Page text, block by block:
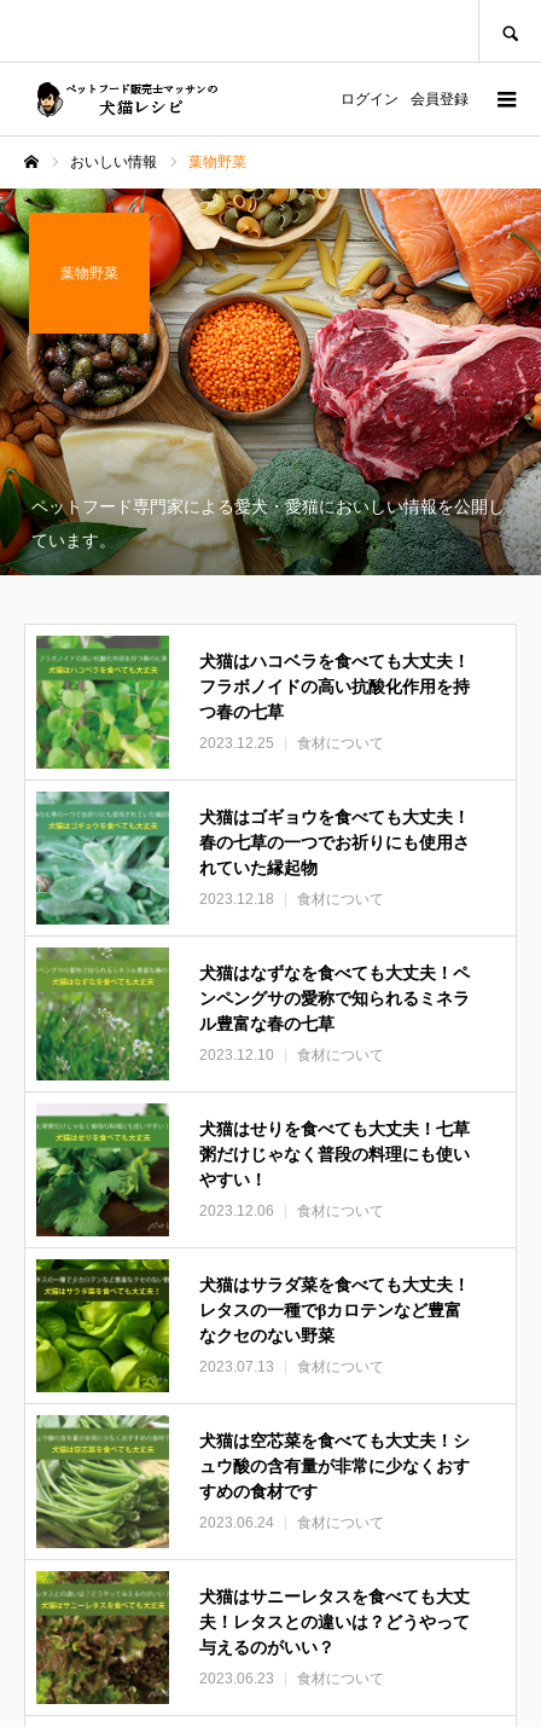
ログイン 会員登録
おいしい情報 葉物野菜
葉物野菜
ペットフード専門家による愛犬・愛猫においしい情報を公開し
ています。
犬猫はハコベラを食べても大丈夫！
フラボノイドの高い抗酸化作用を持
つ春の七草
2023.12.25 食材について
犬猫はゴギョウを食べても大丈夫！
春の七草の一つでお祈りにも使用さ
れていた縁起物
2023.12.18 食材について
犬猫はなずなを食べても大丈夫！ペ
ンペングサの愛称で知られるミネラ
ル豊富な春の七草
2023.12.10 食材について
犬猫はせりを食べても大丈夫！七草
粥だけじゃなく普段の料理にも使い
やすい！
2023.12.06 食材について
犬猫はサラダ菜を食べても大丈夫！
レタスの一種でβカロテンなど豊富
なクセのない野菜
2023.07.13 食材について
犬猫は空芯菜を食べても大丈夫！シ
ュウ酸の含有量が非常に少なくおす
すめの食材です
2023.06.24 食材について
犬猫はサニーレタスを食べても大丈
夫！レタスとの違いは？どうやって
与えるのがいい？
2023.06.23 食材について